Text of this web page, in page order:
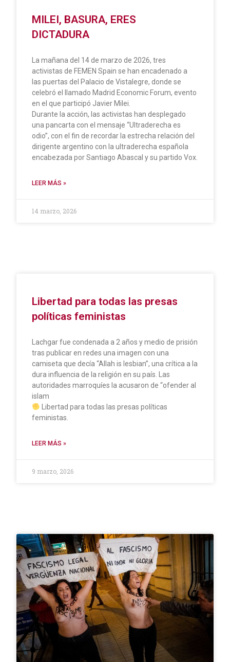
MILEI, BASURA, ERES
DICTADURA
La mañana del 14 de marzo de 2026, tres
activistas de FEMEN Spain se han encadenado a
las puertas del Palacio de Vistalegre, donde se
celebró el llamado Madrid Economic Forum, evento
en el que participó Javier Milei.
Durante la acción, las activistas han desplegado
una pancarta con el mensaje “Ultraderecha es
odio”, con el fin de recordar la estrecha relación del
dirigente argentino con la ultraderecha española
encabezada por Santiago Abascal y su partido Vox.
LEER MÁS »
14 marzo, 2026
Libertad para todas las presas
políticas feministas
Lachgar fue condenada a 2 años y medio de prisión
tras publicar en redes una imagen con una
camiseta que decía “Allah is lesbian”, una crítica a la
dura influencia de la religión en su país. Las
autoridades marroquíes la acusaron de “ofender al
islam
Libertad para todas las presas políticas
feministas.
LEER MÁS »
9 marzo, 2026